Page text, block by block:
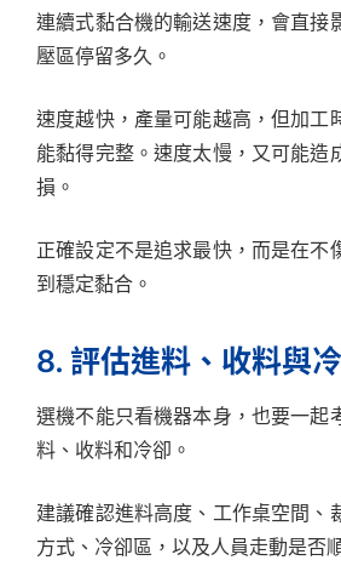
連續式黏合機的輸送速度，會直接
壓區停留多久。
速度越快，產量可能越高，但加工
能黏得完整。速度太慢，又可能造
損。
正確設定不是追求最快，而是在不
到穩定黏合。
8. 評估進料、收料與
選機不能只看機器本身，也要一起
料、收料和冷卻。
建議確認進料高度、工作桌空間、
方式、冷卻區，以及人員走動是否